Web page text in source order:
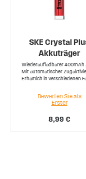
SKE Crystal
Akkuträger
Wiederaufladbarer 400mAh
Mit automatischer
Erhältlich in verschiedenen
8,99 €
Bewerten Sie als
Erster